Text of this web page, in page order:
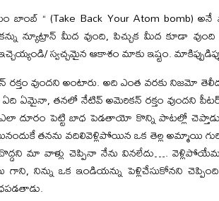
బాంబ్ “ (Take Back Your Atom bomb)
న్యూట్రాన్ మీద వుంది, పిచ్చుక మీద కూడా
స్వచ్చమైన ఆకాశం మాకు ఇష్టం.
వుందని అంటారు. అది ఎంత వరకు నిజమో
ఏమైనా, తనలో నేటివ్ అమెరికన్ రక్తం వుందని పీటర్
దూరం పెట్టి బాధ పెడతాయో కొన్ని పాటల్లో
తనను వదిలివెళ్లిపోయిన ఒక తెల్ల అమ్మాయి
మా వాళ్లు చెప్పినా నేను వినలేదు….
గాని, నిన్ను ఒక ఇండియన్ను పెళ్లిచేసుకోనని